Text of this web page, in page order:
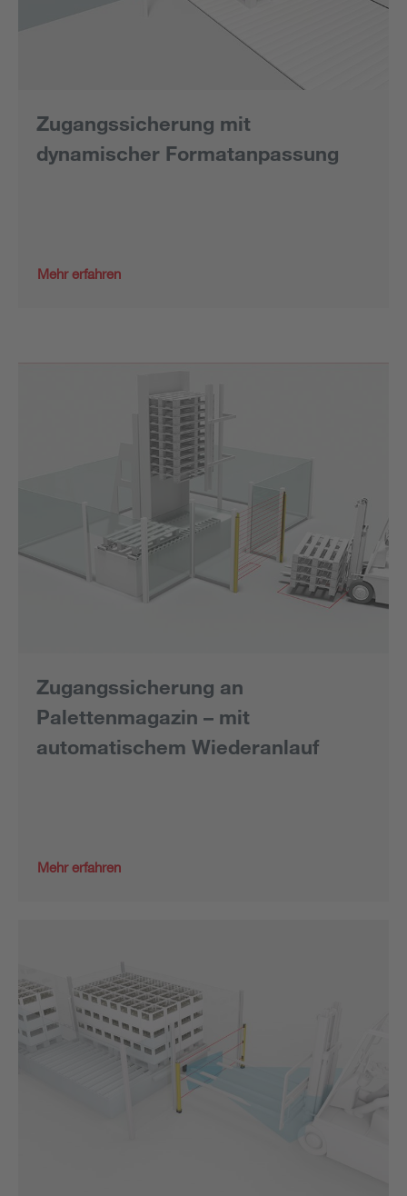
Zugangssicherung mit
dynamischer Formatanpassung
Mehr erfahren
Zugangssicherung an
Palettenmagazin – mit
automatischem Wiederanlauf
Mehr erfahren